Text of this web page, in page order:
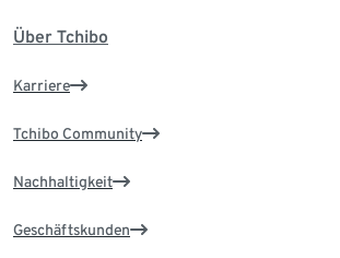
Über Tchibo
Karriere
Tchibo Community
Nachhaltigkeit
Geschäftskunden